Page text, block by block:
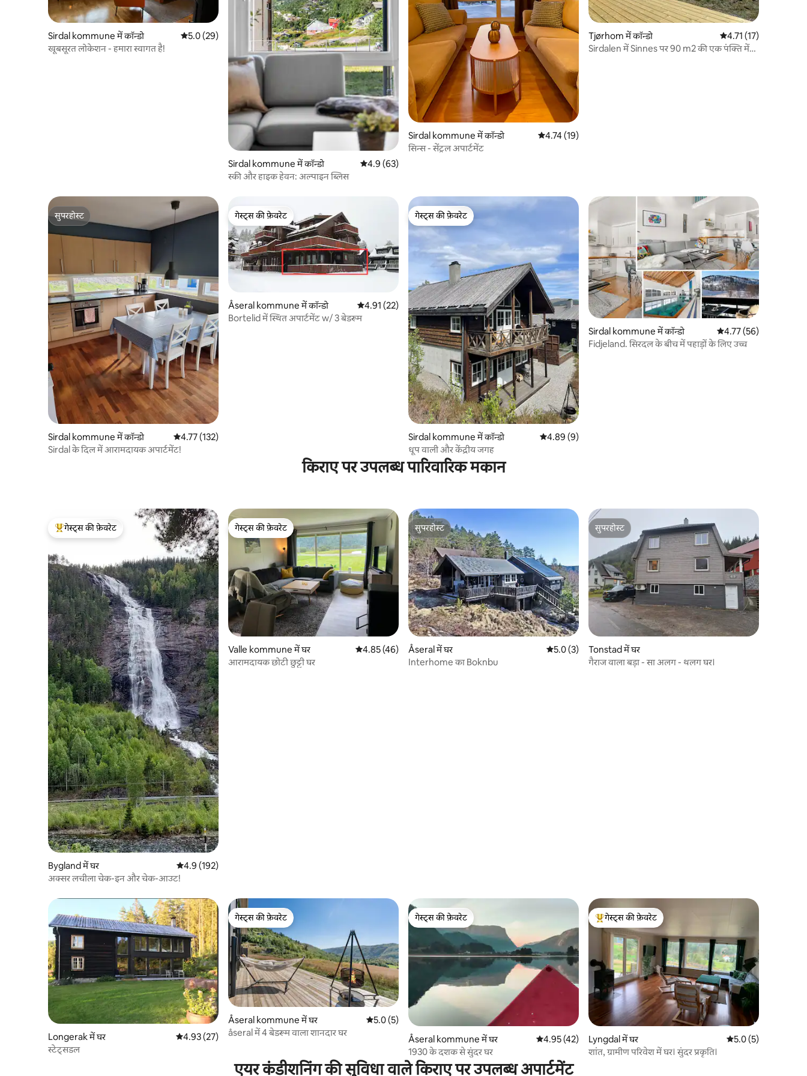
Sirdal kommune में कॉन्डो औसत रेटिंग 5 में से 5.0, 29 समीक्षाएँ
5.0 (29)
खूबसूरत लोकेशन - हमारा स्वागत है!
Sirdal kommune में कॉन्डो औसत रेटिंग 5 में से 4.9, 63 समीक्षाएँ
4.9 (63)
स्की और हाइक हेवन: अल्पाइन ब्लिस
Sirdal kommune में कॉन्डो औसत रेटिंग 5 में से 4.74, 19 समीक्षाएँ
4.74 (19)
सिन्स - सेंट्रल अपार्टमेंट
Tjørhom में कॉन्डो औसत रेटिंग 5 में से 4.71,
4.71 (17)
Sirdalen में Sinnes पर 90 m2 की एक पंक्ति में
सुपरहोस्ट
सुपरहोस्ट
Sirdal kommune में कॉन्डो औसत रेटिंग 5 में से 4.77, 132 समीक्षाएँ
4.77 (132)
Sirdal के दिल में आरामदायक अपार्टमेंट!
गेस्ट्स की फ़ेवरेट
गेस्ट्स की फ़ेवरेट
Åseral kommune में कॉन्डो औसत रेटिंग 5 में से 4.91, 22 समीक्षाएँ
4.91 (22)
Bortelid में स्थित अपार्टमेंट w/ 3 बेडरूम
गेस्ट्स की फ़ेवरेट
गेस्ट्स की फ़ेवरेट
Sirdal kommune में कॉन्डो औसत रेटिंग 5 में से 4.89, 9 समीक्षाएँ
4.89 (9)
धूप वाली और केंद्रीय जगह
Sirdal kommune में कॉन्डो औसत रेटिंग 5 में से 4.77,
4.77 (56)
Fidjeland. सिरदल के बीच में पहाड़ों के लिए उच्च
किराए पर उपलब्ध पारिवारिक मकान
गेस्ट्स का टॉप फ़ेवरेट
गेस्ट्स की फ़ेवरेट
Bygland में घर औसत रेटिंग 5 में से 4.9, 192 समीक्षाएँ
4.9 (192)
अक्सर लचीला चेक-इन और चेक-आउट!
गेस्ट्स की फ़ेवरेट
गेस्ट्स की फ़ेवरेट
Valle kommune में घर औसत रेटिंग 5 में से 4.85, 46 समीक्षाएँ
4.85 (46)
आरामदायक छोटी छुट्टी घर
सुपरहोस्ट
सुपरहोस्ट
Åseral में घर औसत रेटिंग 5 में से 5.0, 3 समीक्षाएँ
5.0 (3)
Interhome का Boknbu
सुपरहोस्ट
सुपरहोस्ट
Tonstad में घर
गैराज वाला बड़ा - सा अलग - थलग घर।
Longerak में घर औसत रेटिंग 5 में से 4.93, 27 समीक्षाएँ
4.93 (27)
स्टेट्सडल
गेस्ट्स की फ़ेवरेट
गेस्ट्स की फ़ेवरेट
Åseral kommune में घर औसत रेटिंग 5 में से 5.0, 5 समीक्षाएँ
5.0 (5)
åseral में 4 बेडरूम वाला शानदार घर
गेस्ट्स की फ़ेवरेट
गेस्ट्स की फ़ेवरेट
Åseral kommune में घर औसत रेटिंग 5 में से 4.95, 42 समीक्षाएँ
4.95 (42)
1930 के दशक से सुंदर घर
गेस्ट्स का टॉप फ़ेवरेट
गेस्ट्स की फ़ेवरेट
Lyngdal में घर औसत रेटिंग 5 में से 5.0,
5.0 (5)
शांत, ग्रामीण परिवेश में घर। सुंदर प्रकृति।
एयर कंडीशनिंग की सुविधा वाले किराए पर उपलब्ध अपार्टमेंट